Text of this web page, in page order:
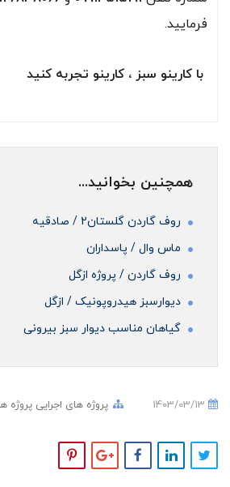
فرمایید.
با کارینو سبز ، کارینو تجربه کنید
همچنین بخوانید...
روف گاردن گلستان2 / صادقیه
ماس وال / پاسداران
روف گاردن / پروژه ازگل
دیوارسبز هیدروپونیک / ازگل
گیاهان مناسب دیوار سبز بیرونی
پروژه های اجرایی پروژه